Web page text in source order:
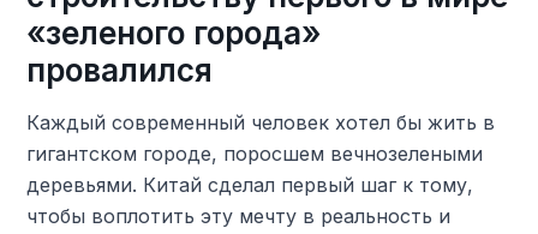
«зеленого города»
провалился
Каждый современный человек хотел бы жить в
гигантском городе, поросшем вечнозелеными
деревьями. Китай сделал первый шаг к тому,
чтобы воплотить эту мечту в реальность и